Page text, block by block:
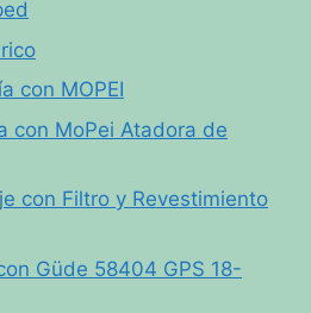
con MOPEI
con MoPei Atadora de
con Filtro y Revestimiento
Güde 58404 GPS 18-